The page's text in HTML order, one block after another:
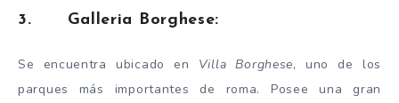
3. Galleria Borghese:
Se encuentra ubicado en Villa Borghese, uno de los
parques más importantes de roma. Posee una gran